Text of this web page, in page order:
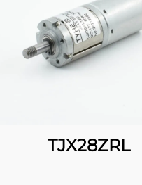
TJX28ZRL